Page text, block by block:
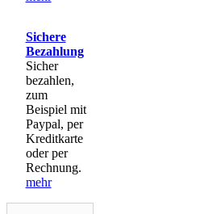
Sichere
Bezahlung
Sicher
bezahlen,
zum
Beispiel mit
Paypal, per
Kreditkarte
oder per
Rechnung.
mehr